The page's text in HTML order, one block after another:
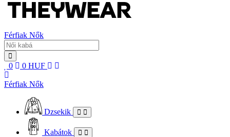
Férfiak Nők
0 0 HUF
Férfiak Nők
Dzsekik
Kabátok